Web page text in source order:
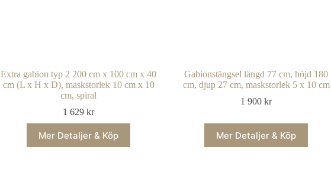
Extra gabion typ 2 200 cm x 100 cm x 40
cm (L x H x D), maskstorlek 10 cm x 10
cm, spiral
1 629kr
Mer Detaljer & Köp
Gabionstängsel längd 77 cm, höjd 180
cm, djup 27 cm, maskstorlek 5 x 10 cm
1 900kr
Mer Detaljer & Köp